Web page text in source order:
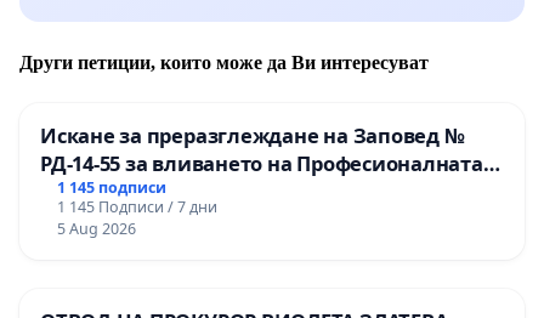
Други петиции, които може да Ви интересуват
Искане за преразглеждане на Заповед №
РД-14-55 за вливането на Професионалната
гимназия по промишлени технологии в
Професионалната гимназия по икономика и
мениджмънт – гр. Пазарджик
1 145 подписи
1 145 Подписи / 7 дни
5 Aug 2026